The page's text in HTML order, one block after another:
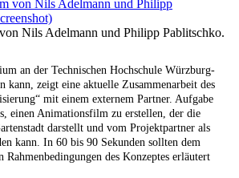
Nils Adelmann und Philipp Pablitschko.
an der Technischen Hochschule Würzburg-
kann, zeigt eine aktuelle Zusammenarbeit des
mit einem externem Partner. Aufgabe
einen Animationsfilm zu erstellen, der die
darstellt und vom Projektpartner als
kann. In 60 bis 90 Sekunden sollten dem
Rahmenbedingungen des Konzeptes erläutert